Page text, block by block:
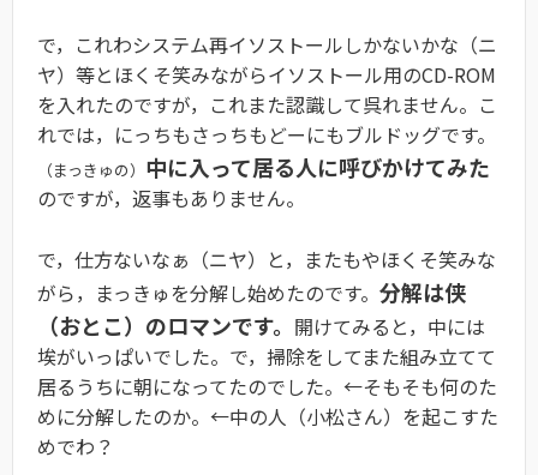
で，これわシステム再イソストールしかないかな（ニ
ヤ）等とほくそ笑みながらイソストール用のCD-ROM
を入れたのですが，これまた認識して呉れません。こ
れでは，にっちもさっちもどーにもブルドッグです。
（まっきゅの） 中に入って居る人に呼びかけてみた
のですが，返事もありません。
で，仕方ないなぁ（ニヤ）と，またもやほくそ笑みな
がら，まっきゅを分解し始めたのです。 分解は侠
（おとこ）のロマンです。 開けてみると，中には
埃がいっぱいでした。で，掃除をしてまた組み立てて
居るうちに朝になってたのでした。←そもそも何のた
めに分解したのか。←中の人（小松さん）を起こすた
めでわ？